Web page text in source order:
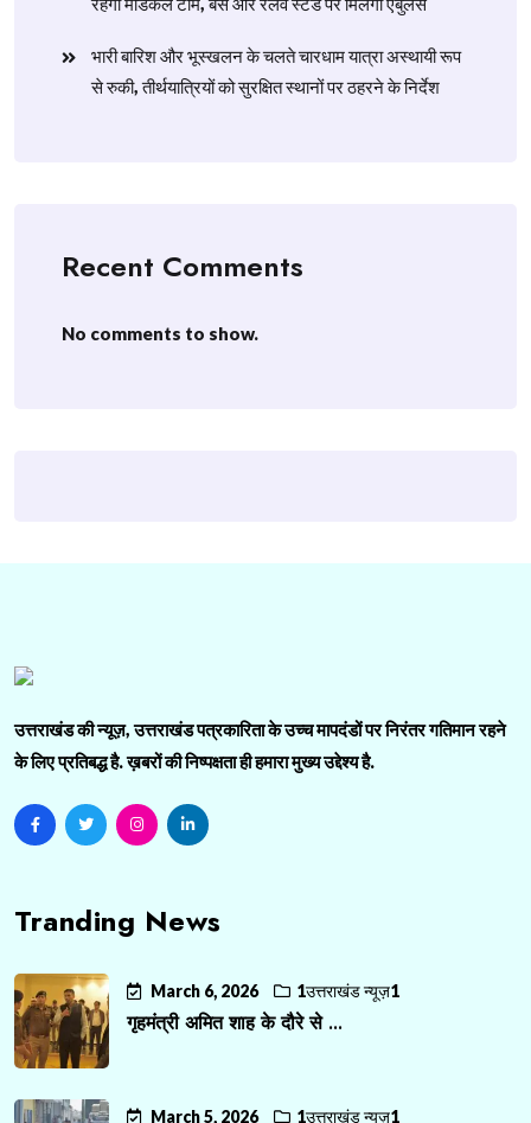
​भारी बारिश और भूस्खलन के चलते चारधाम यात्रा अस्थायी रूप
से रुकी, तीर्थयात्रियों को सुरक्षित स्थानों पर ठहरने के निर्देश
Recent Comments
No comments to show.
उत्तराखंड की न्यूज़, उत्तराखंड पत्रकारिता के उच्च मापदंडों पर निरंतर गतिमान रहने
के लिए प्रतिबद्ध है. ख़बरों की निष्पक्षता ही हमारा मुख्य उद्देश्य है.
Tranding News
March 6, 2026 1उत्तराखंड न्यूज़1
गृहमंत्री अमित शाह के दौरे से ...
March 5, 2026 1उत्तराखंड न्यूज़1